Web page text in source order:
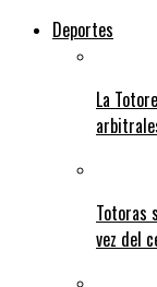
Deportes
La
Totoras
vez del